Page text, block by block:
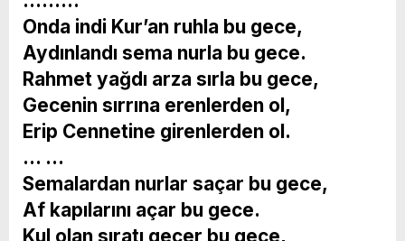
Onda indi Kur’an ruhla bu gece,
Aydınlandı sema nurla bu gece.
Rahmet yağdı arza sırla bu gece,
Gecenin sırrına erenlerden ol,
Erip Cennetine girenlerden ol.
… …
Semalardan nurlar saçar bu gece,
Af kapılarını açar bu gece.
Kul olan sıratı geçer bu gece,